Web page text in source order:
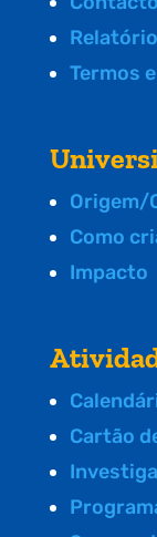
Termos
Origem/
Como
Impacto
Cartão